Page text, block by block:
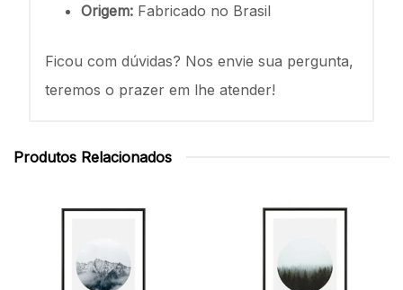
Origem: Fabricado no Brasil
Ficou com dúvidas? Nos envie sua pergunta,
teremos o prazer em lhe atender!
Produtos Relacionados